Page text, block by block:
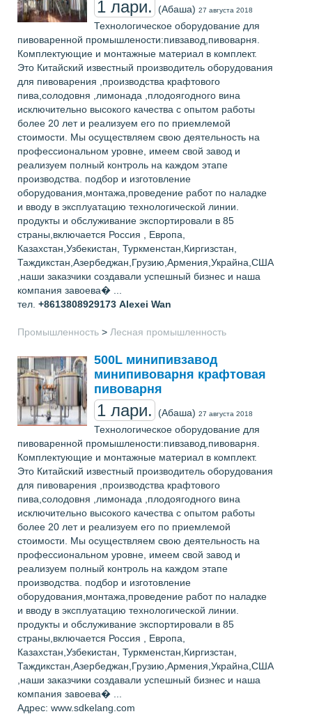
1 лари. (Абаша) 27 августа 2018
Технологическое оборудование для
пивоваренной промышлености:пивзавод,пивоварня.
Комплектующие и монтажные материал в комплект.
Это Китайский известный производитель оборудования
для пивоварения ,производства крафтового
пива,солодовня ,лимонада ,плодоягодного вина
исключительно высокого качества с опытом работы
более 20 лет и реализуем его по приемлемой
стоимости. Мы осуществляем свою деятельность на
профессиональном уровне, имеем свой завод и
реализуем полный контроль на каждом этапе
производства. подбор и изготовление
оборудования,монтажа,проведение работ по наладке
и вводу в эксплуатацию технологической линии.
продукты и обслуживание экспортировали в 85
страны,включается Россия , Европа,
Казахстан,Узбекистан, Туркменстан,Киргизстан,
Таждикстан,Азербеджан,Грузию,Армения,Украйна,США
,наши заказчики создавали успешный бизнес и наша
компания завоева� ...
тел. +8613808929173 Alexei Wan
Промышленность > Лесная промышленность
500L минипивзавод
минипивоварня крафтовая
пивоварня
1 лари. (Абаша) 27 августа 2018
Технологическое оборудование для
пивоваренной промышлености:пивзавод,пивоварня.
Комплектующие и монтажные материал в комплект.
Это Китайский известный производитель оборудования
для пивоварения ,производства крафтового
пива,солодовня ,лимонада ,плодоягодного вина
исключительно высокого качества с опытом работы
более 20 лет и реализуем его по приемлемой
стоимости. Мы осуществляем свою деятельность на
профессиональном уровне, имеем свой завод и
реализуем полный контроль на каждом этапе
производства. подбор и изготовление
оборудования,монтажа,проведение работ по наладке
и вводу в эксплуатацию технологической линии.
продукты и обслуживание экспортировали в 85
страны,включается Россия , Европа,
Казахстан,Узбекистан, Туркменстан,Киргизстан,
Таждикстан,Азербеджан,Грузию,Армения,Украйна,США
,наши заказчики создавали успешный бизнес и наша
компания завоева� ...
Адрес: www.sdkelang.com